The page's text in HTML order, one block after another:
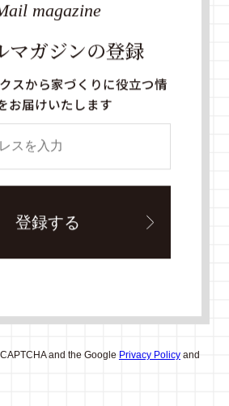
マガジンの登録
magazine
クスから家づくりに役立つ情
お届けいたします
and the Google Privacy Policyand